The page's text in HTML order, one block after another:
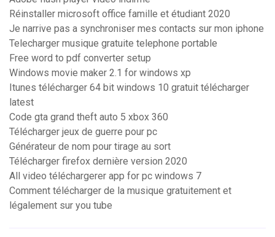
Réinstaller microsoft office famille et étudiant 2020
Je narrive pas a synchroniser mes contacts sur mon iphone
Telecharger musique gratuite telephone portable
Free word to pdf converter setup
Windows movie maker 2.1 for windows xp
Itunes télécharger 64 bit windows 10 gratuit télécharger
latest
Code gta grand theft auto 5 xbox 360
Télécharger jeux de guerre pour pc
Générateur de nom pour tirage au sort
Télécharger firefox dernière version 2020
All video téléchargerer app for pc windows 7
Comment télécharger de la musique gratuitement et
légalement sur you tube